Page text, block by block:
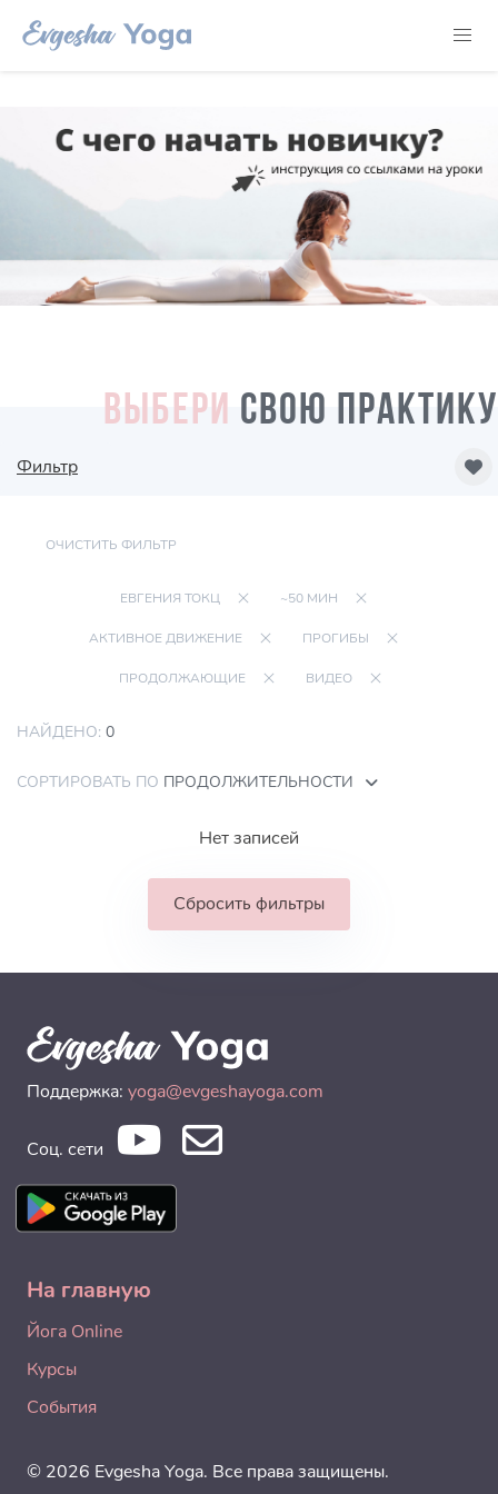
ВЫБЕРИ СВОЮ ПРАКТИКУ
Фильтр
ОЧИСТИТЬ ФИЛЬТР
ЕВГЕНИЯ ТОКЦ ~50 МИН
АКТИВНОЕ ДВИЖЕНИЕ ПРОГИБЫ
ПРОДОЛЖАЮЩИЕ ВИДЕО
НАЙДЕНО: 0
СОРТИРОВАТЬ ПО ПРОДОЛЖИТЕЛЬНОСТИ
Нет записей
Сбросить фильтры
Поддержка: yoga@evgeshayoga.com
Соц. сети
На главную
Йога Online
Курсы
События
© 2026 Evgesha Yoga. Все права защищены.